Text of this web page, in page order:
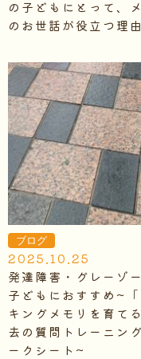
の子どもにとって、
のお世話が役立つ理由
ブログ
2025.10.25
発達障害・グレーゾ
子どもにおすすめ~「
キングメモリを育て
去の質問トレーニン
ークシート~